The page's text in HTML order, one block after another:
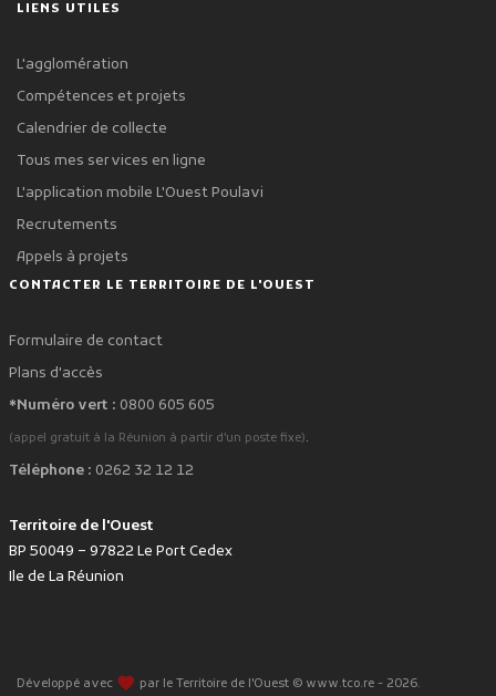
LIENS UTILES
L'agglomération
Compétences et projets
Calendrier de collecte
Tous mes services en ligne
L'application mobile L'Ouest Poulavi
Recrutements
Appels à projets
CONTACTER LE TERRITOIRE DE L'OUEST
Formulaire de contact
Plans d'accès
*Numéro vert : 0800 605 605
(appel gratuit à la Réunion à partir d'un poste fixe).
Téléphone : 0262 32 12 12
Territoire de l'Ouest
BP 50049 – 97822 Le Port Cedex
Ile de La Réunion
Développé avec favorite par le Territoire de l'Ouest © www.tco.re - 2026.